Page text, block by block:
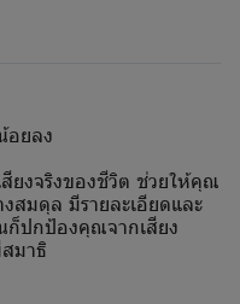
อยลง
ยงจริงของชีวิต ช่วยให้คุณ
สมดุล มีรายละเอียดและ
ก็ปกป้องคุณจากเสียง
มาธิ